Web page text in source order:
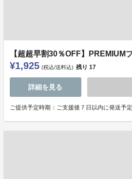
【超超早割30％OFF】
¥1,925 (税込/送料込) 残り 17
詳細を見る
ご提供予定時期：ご支援後７日以内に発送予定